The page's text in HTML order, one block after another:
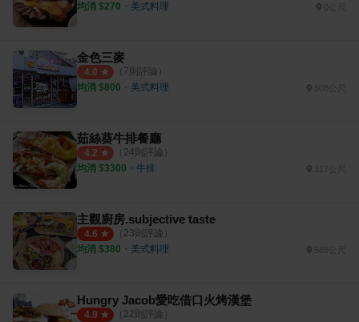
均消 $270 ・ 美式料理
金色三麥
4.0 （ 7則評論）
均消 $800 ・ 美式料理 508公尺
茹絲葵牛排餐廳
4.2 （ 24則評論）
均消 $3300 ・ 牛排
主觀廚房.subjective taste
4.6 （ 23則評論）
均消 $380 ・ 美式料理 588公尺
Hungry Jacob愛吃借口火烤漢堡
4.9 （ 22則評論）